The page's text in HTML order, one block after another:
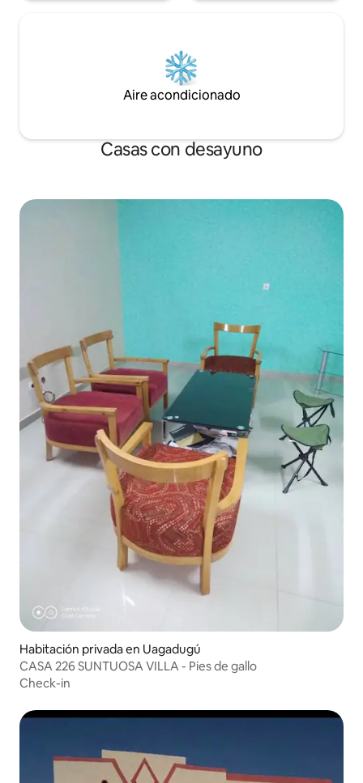
Aire acondicionado
Casas con desayuno
Habitación privada en Uagadugú
CASA 226 SUNTUOSA VILLA - Pies de gallo
Check-in